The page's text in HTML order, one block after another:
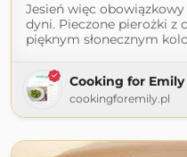
Jesień więc
dyni. Pieczone pierożki z
pięknym słonecznym
Cooking for Emily
cookingforemily.pl